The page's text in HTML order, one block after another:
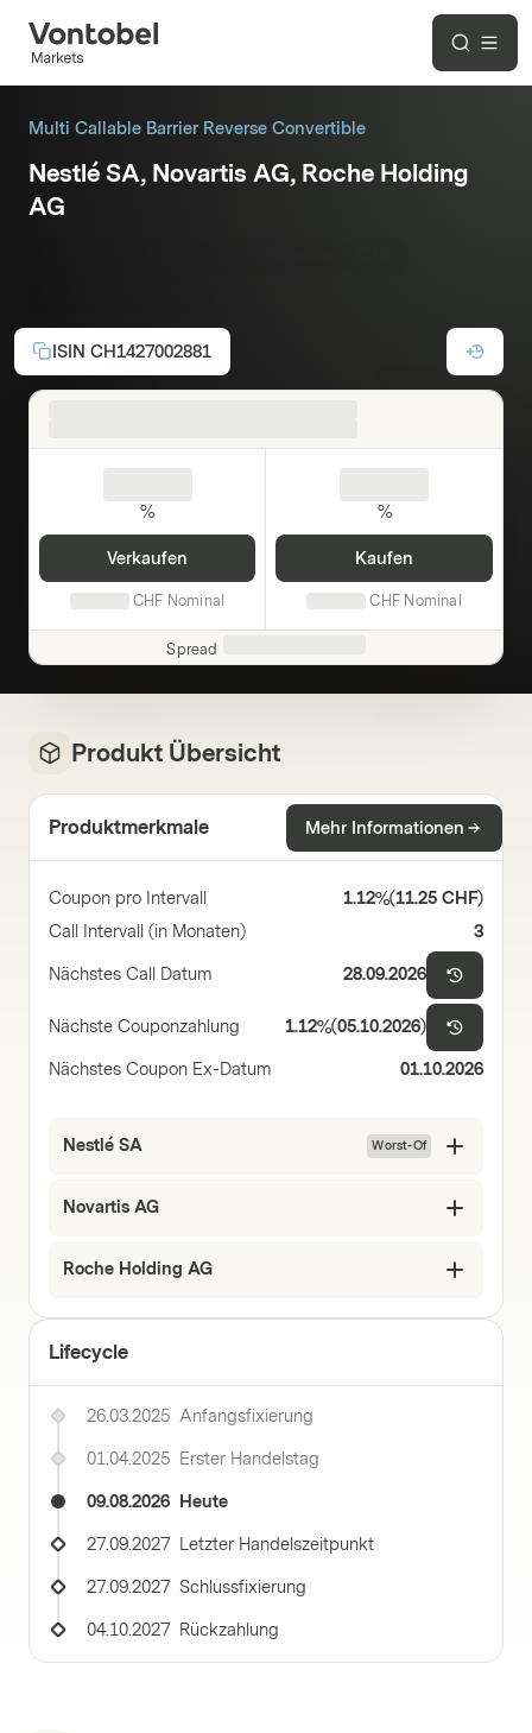
Multi Callable Barrier Reverse Convertible
Nestlé SA, Novartis AG, Roche Holding
AG
ISIN CH1427002881
%
Verkaufen
CHF Nominal
%
Kaufen
CHF Nominal
Spread
Produkt Übersicht
Produktmerkmale Mehr Informationen
Coupon pro Intervall 1.12%(11.25 CHF)
Call Intervall (in Monaten)
3
Nächstes Call Datum 28.09.2026
Nächste Couponzahlung 1.12%(05.10.2026)
Nächstes Coupon Ex-Datum 01.10.2026
Nestlé SA Worst-Of
Novartis AG
Roche Holding AG
Lifecycle
26.03.2025 Anfangsfixierung
01.04.2025 Erster Handelstag
09.08.2026 Heute
27.09.2027 Letzter Handelszeitpunkt
27.09.2027 Schlussfixierung
04.10.2027 Rückzahlung